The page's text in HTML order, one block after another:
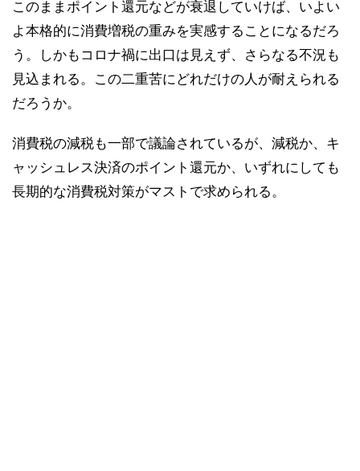
このままポイント還元などが衰退していけば、いよい
よ本格的に消費増税の重みを実感することになるだろ
う。しかもコロナ禍に出口は見えず、さらなる不況も
見込まれる。この二重苦にどれだけの人が耐えられる
だろうか。
消費税の減税も一部で議論されているが、減税か、キ
ャッシュレス決済のポイント還元か、いずれにしても
長期的な消費税対策がマストで求められる。